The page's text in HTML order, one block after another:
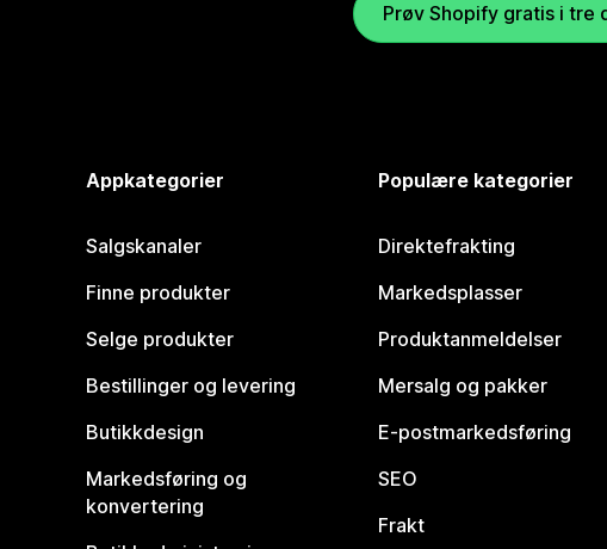
Prøv Shopify gratis i tre
Appkategorier
Salgskanaler
Finne produkter
Selge produkter
Bestillinger og levering
Butikkdesign
Markedsføring og
konvertering
Populære kategorier
Direktefrakting
Markedsplasser
Produktanmeldelser
Mersalg og pakker
E-postmarkedsføring
SEO
Frakt